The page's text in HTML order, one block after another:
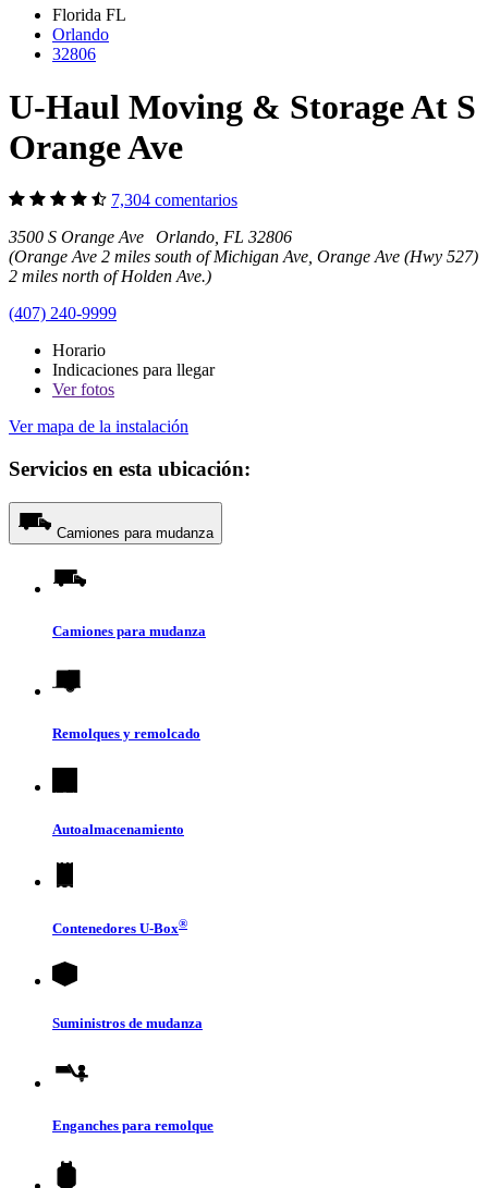
Florida FL
Orlando
32806
U-Haul Moving & Storage At S
Orange Ave
7,304 comentarios
3500 S Orange Ave Orlando, FL 32806
(Orange Ave 2 miles south of Michigan Ave, Orange Ave (Hwy 527)
2 miles north of Holden Ave.)
(407) 240-9999
Horario
Indicaciones para llegar
Verfotos
Ver mapa de la instalación
Servicios en esta ubicación:
Camiones para mudanza
Camiones para mudanza
Remolques y remolcado
Autoalmacenamiento
Contenedores U-Box®
Suministros de mudanza
Enganches para remolque